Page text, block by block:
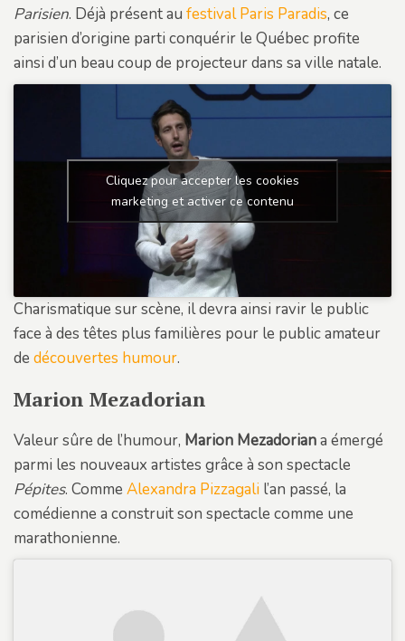
Parisien. Déjà présent au festival Paris Paradis, ce
parisien d’origine parti conquérir le Québec profite
ainsi d’un beau coup de projecteur dans sa ville natale.
Cliquez pour accepter les cookies
marketing et activer ce contenu
Charismatique sur scène, il devra ainsi ravir le public
face à des têtes plus familières pour le public amateur
de découvertes humour.
Marion Mezadorian
Valeur sûre de l’humour, Marion Mezadoriana émergé
parmi les nouveaux artistes grâce à son spectacle
Pépites. Comme Alexandra Pizzagali l’an passé, la
comédienne a construit son spectacle comme une
marathonienne.